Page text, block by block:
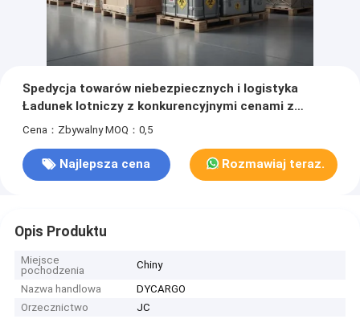
Spedycja towarów niebezpiecznych i logistyka
Ładunek lotniczy z konkurencyjnymi cenami z
Shenzhen do USA Kanada
Cena：Zbywalny MOQ：0,5
Najlepsza cena Rozmawiaj teraz.
Opis Produktu
Miejsce
pochodzenia
Chiny
Nazwa handlowa
DYCARGO
Orzecznictwo
JC